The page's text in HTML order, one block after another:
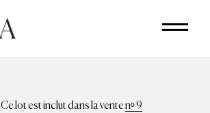
Ce lot est inclut dans la ventenᵒ 9